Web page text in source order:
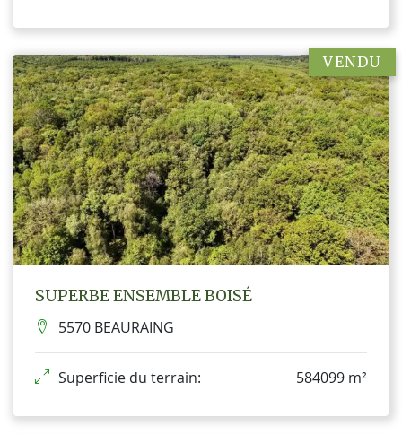
VENDU
SUPERBE ENSEMBLE BOISÉ
5570 BEAURAING
Superficie du terrain: 584099 m²